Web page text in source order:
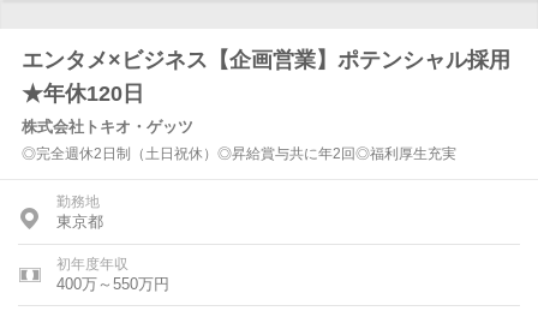
エンタメ×ビジネス【企画営業】ポテンシャル採用
★年休120日
株式会社トキオ・ゲッツ
◎完全週休2日制（土日祝休）◎昇給賞与共に年2回◎福利厚生充実
勤務地
東京都
初年度年収
400万～550万円